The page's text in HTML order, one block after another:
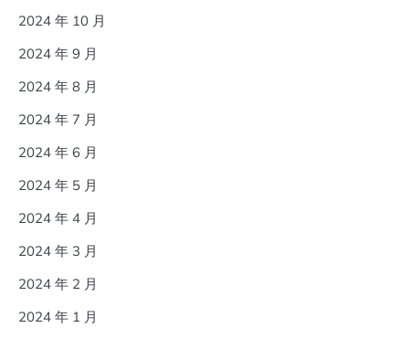
2024 年 10 月
2024 年 9 月
2024 年 8 月
2024 年 7 月
2024 年 6 月
2024 年 5 月
2024 年 4 月
2024 年 3 月
2024 年 2 月
2024 年 1 月